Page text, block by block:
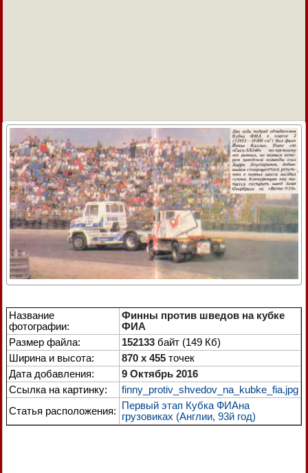
Название
фотографии:
Финны против шведов на кубке
ФИА
Размер файла:
152133 байт (149 Кб)
Ширина и высота:
870 x 455 точек
Дата добавления:
9 Октябрь 2016
Ссылка на картинку:
finny_protiv_shvedov_na_kubke_fia.jpg
Статья расположения: Первый этап Кубка ФИАна
грузовиках (Англии, 93й год)